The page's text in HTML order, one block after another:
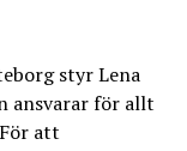
styr Lena
ansvarar för allt
att